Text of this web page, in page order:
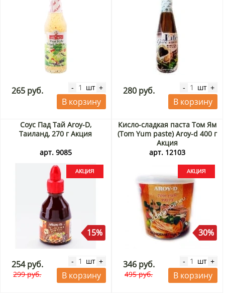
265 руб. - шт +
В корзину
280 руб. - шт +
В корзину
Соус Пад Тай Aroy-D,
Таиланд, 270 г Акция
арт. 9085
15%
254 руб.
299 руб.
- шт +
В корзину
Кисло-сладкая паста Том Ям
(Tom Yum paste) Aroy-d 400 г
Акция
арт. 12103
30%
346 руб.
495 руб.
- шт +
В корзину